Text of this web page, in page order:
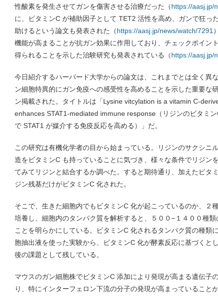
性酸素を発生させてガンを傷害させる治療だった（https://aasj.jp/
に、ビタミンC が補助因子として TET2 活性を高め、ガンで狂っ
助けるという論文も発表された（https://aasj.jp/news/watch/7291
機能が高まることが抗ガン効果に作用しており、チェックポイン
得られることを示した治験研究も発表されている（https://aasj.jp/
今日紹介するハーバード大学からの論文は、これまでとは全く異
ン細胞特異的にガン免疫への感受性を高めることを示した重要な
ン掲載された。タイトルは「Lysine vitcylation is a vitamin C-
enhances STAT1-mediated immune response（リジンのビタミ
で STAT1 が媒介する免疫反応を高める）」だ。
この研究は有機化学者の目から始まっている。リジンのサクシニ
造をビタミンC も持っていることに気づき、様々な条件でリジン
てみてリジンと結合するか調べた。すると期待通り、加えたビタ
ジン残基だけがビタミンC 化された。
そこで、生きた細胞内でもビタミンC 化が起こっているのか、２
培養し、細胞内のタンパク質を解析すると、５００−１４００種
ことを明らかにしている。ビタミンC 化されるタンパク質の種類
胞抽出液を使った実験から、ビタミンC 化が酵素反応に基づくと
後の課題として残している。
マウスのガン細胞株でビタミンC 添加により発現が高まる遺伝子
り、特にインターフェロン下流の分子の発現が高まっていること